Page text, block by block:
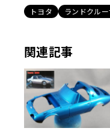
トヨタ ランドクル
関連記事